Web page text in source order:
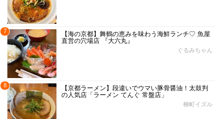
7
【海の京都】舞鶴の恵みを味わう海鮮ランチ♡ 魚屋
直営の穴場店 『大六丸』
ぐるみちゃん
8
【京都ラーメン】段違いでウマい豚骨醤油！太鼓判
の人気店「ラーメン てんぐ 常盤店」
柳町イズル